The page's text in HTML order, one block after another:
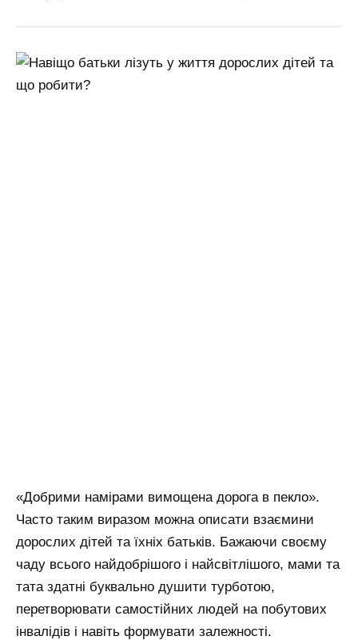
«Добрими намірами вимощена дорога в пекло».
Часто таким виразом можна описати взаємини
дорослих дітей та їхніх батьків. Бажаючи своєму
чаду всього найдобрішого і найсвітлішого, мами та
тата здатні буквально душити турботою,
перетворювати самостійних людей на побутових
інвалідів і навіть формувати залежності.